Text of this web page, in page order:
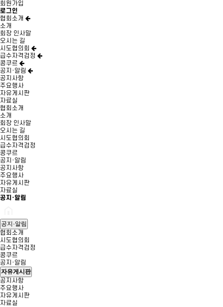
회원가입
로그인
협회소개
소개
회장 인사말
오시는 길
시도협의회
급수자격검정
콩쿠르
공지·알림
공지사항
주요행사
자유게시판
자료실
협회소개
소개
회장 인사말
오시는 길
시도협의회
급수자격검정
콩쿠르
공지·알림
공지사항
주요행사
자유게시판
자료실
공지·알림
공지·알림
협회소개
시도협의회
급수자격검정
콩쿠르
공지·알림
자유게시판
공지사항
주요행사
자유게시판
자료실